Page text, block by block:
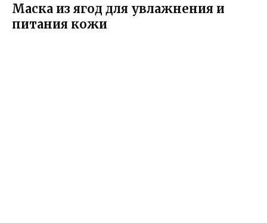
Маска из ягод для увлажнения и
питания кожи